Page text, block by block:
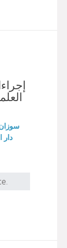
دار